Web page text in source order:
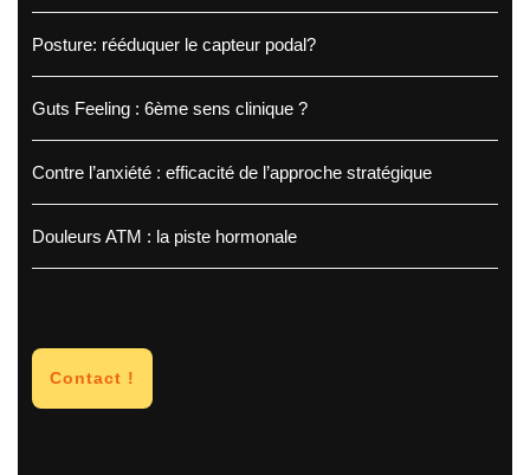
Posture: rééduquer le capteur podal?
Guts Feeling : 6ème sens clinique ?
Contre l’anxiété : efficacité de l’approche stratégique
Douleurs ATM : la piste hormonale
Contact !